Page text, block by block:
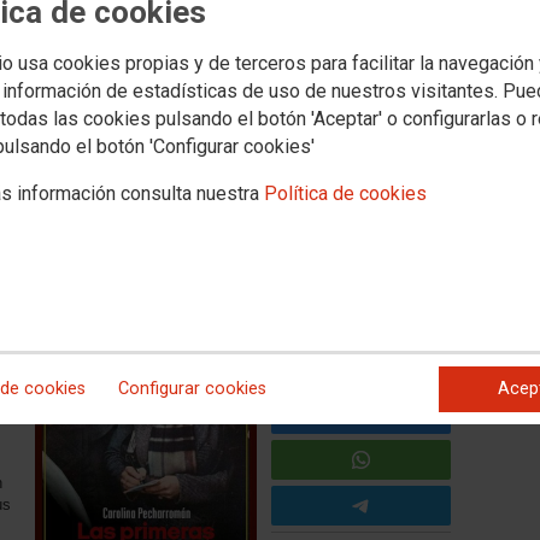
de cookies
usa cookies propias y de terceros para facilitar la navegación
de estadísticas de uso de nuestros visitantes.
las cookies pulsando el botón 'Aceptar' o configurarlas o
el botón 'Configurar cookies'
información consulta nuestra Política de cookies
cookies Configurar cookies
Ensayo: Las precursoras
Vázquez Laserna
y activismo en España, Francia y Reino
de la Concepción (Sevilla), 2023: Editorial